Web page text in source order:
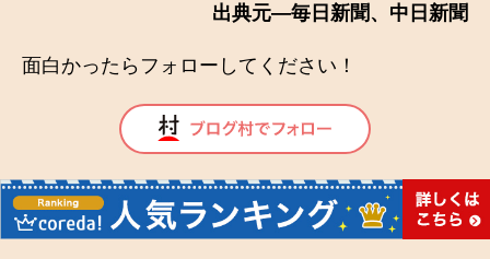
出典元―毎日新聞、中日新聞
面白かったらフォローしてください！